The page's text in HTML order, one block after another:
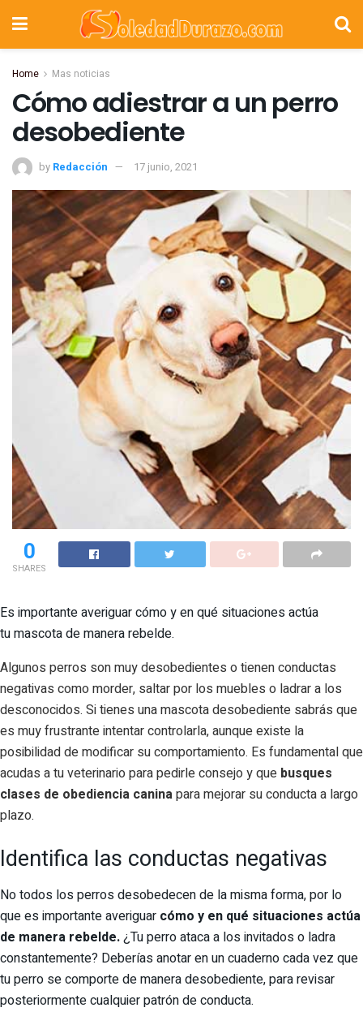
Home Mas noticias
Cómo adiestrar a un perro
desobediente
by Redacción 17 junio, 2021
0
SHARES
Es importante averiguar cómo y en qué situaciones actúa
tu mascota de manera rebelde.
Algunos perros son muy desobedientes o tienen conductas
negativas como morder, saltar por los muebles o ladrar a los
desconocidos. Si tienes una mascota desobediente sabrás que
es muy frustrante intentar controlarla, aunque existe la
posibilidad de modificar su comportamiento. Es fundamental que
acudas a tu veterinario para pedirle consejo y que busques
clases de obediencia caninapara mejorar su conducta a largo
plazo.
Identifica las conductas negativas
No todos los perros desobedecen de la misma forma, por lo
que es importante averiguar cómo y en qué situaciones actúa
de manera rebelde.¿Tu perro ataca a los invitados o ladra
constantemente? Deberías anotar en un cuaderno cada vez que
tu perro se comporte de manera desobediente, para revisar
posteriormente cualquier patrón de conducta.